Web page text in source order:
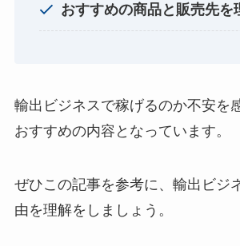
おすすめの商品と販売先を
輸出ビジネスで稼げるのか不安を
おすすめの内容となっています。
ぜひこの記事を参考に、輸出ビジ
由を理解をしましょう。